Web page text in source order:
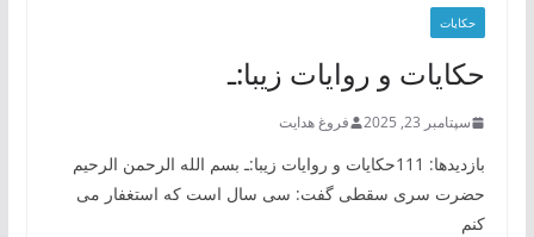
حکایات
حکایات و روایات زیبا:ـ
سپتامبر 23, 2025 فروغ هدایت
بازدیدها: 111حکایات و روایات زیبا:ـ بسم الله الرحمن الرحیم
حضرت سری سقطی گفت: سی سال است که استغفار می
کنم